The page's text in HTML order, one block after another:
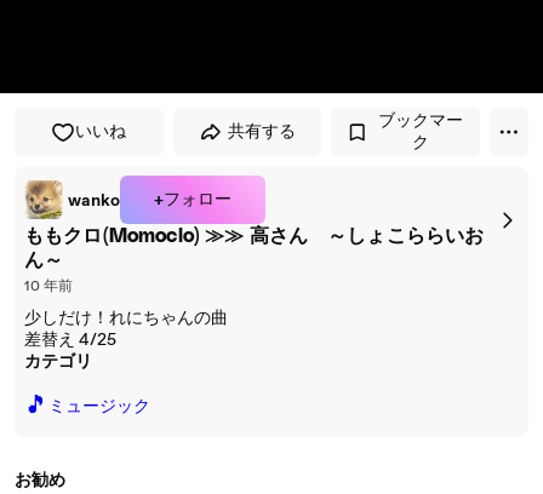
いいね 共有する
ブックマー
ク
wanko +フォロー
ももクロ(Momoclo) ≫≫ 高さん ～しょこららいお
ん～
10 年前
少しだけ！れにちゃんの曲
差替え 4/25
カテゴリ
🎵 ミュージック
お勧め